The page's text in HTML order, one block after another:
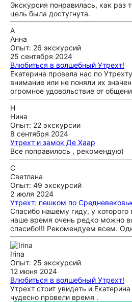
Экскурсия понравилась, как раз
цель была достугнута.
А
Анна
Опыт: 26 экскурсий
25 сентября 2024
Влюбиться в волшебный Утрехт!
Екатерина провела нас по
внимание или не поняли их
огромное удовольствие от
Н
Нина
Опыт: 22 экскурсии
8 сентября 2024
Утрехт и замок Де Хаар
Все поправилось , рекомендую)
С
Светлана
Опыт: 49 экскурсий
2 июля 2024
Утрехт: пешком по
Спасибо нашему гиду, у которого
наше время очень редко можно
спасибо!!! Рекомендуем всем.
Irina
Опыт: 25 экскурсий
12 июня 2024
Влюбиться в волшебный Утрехт!
Утрехт стоит увидеть и
чудесно провели время .